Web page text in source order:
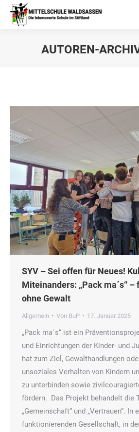
AUTOREN-
SYV – Sei offen für Neues!
Miteinanders: „Pack ma´s“ –
ohne Gewalt
Allgemein Von BuP 17. Januar 2025
„Pack ma´s“ ist ein
und Einrichtungen der Kinder- und
hat zum Ziel, Gewalthandlungen
unsoziales Verhalten von Kindern
zu unterbinden sowie
fördern. Das Projekt behandelt die
„Gemeinschaft“ und „Vertrauen“. In
funktionierenden Gesellschaft, in